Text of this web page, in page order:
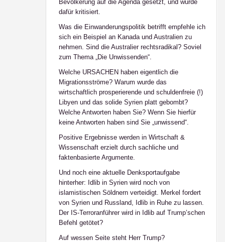
Bevölkerung auf die Agenda gesetzt, und wurde
dafür kritisiert.
Was die Einwanderungspolitik betrifft empfehle ich
sich ein Beispiel an Kanada und Australien zu
nehmen. Sind die Australier rechtsradikal? Soviel
zum Thema „Die Unwissenden“.
Welche URSACHEN haben eigentlich die
Migrationsströme? Warum wurde das
wirtschaftlich prosperierende und schuldenfreie (!)
Libyen und das solide Syrien platt gebombt?
Welche Antworten haben Sie? Wenn Sie hierfür
keine Antworten haben sind Sie „unwissend“.
Positive Ergebnisse werden in Wirtschaft &
Wissenschaft erzielt durch sachliche und
faktenbasierte Argumente.
Und noch eine aktuelle Denksportaufgabe
hinterher: Idlib in Syrien wird noch von
islamistischen Söldnern verteidigt. Merkel fordert
von Syrien und Russland, Idlib in Ruhe zu lassen.
Der IS-Terroranführer wird in Idlib auf Trump’schen
Befehl getötet?
Auf wessen Seite steht Herr Trump?